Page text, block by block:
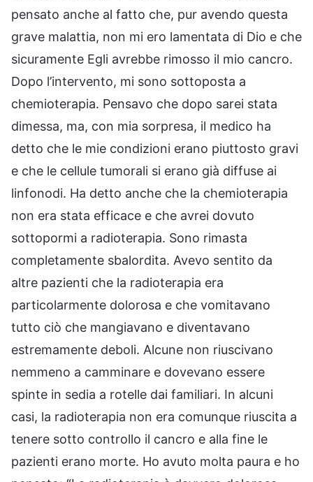
pensato anche al fatto che, pur avendo questa
grave malattia, non mi ero lamentata di Dio e che
sicuramente Egli avrebbe rimosso il mio cancro.
Dopo l’intervento, mi sono sottoposta a
chemioterapia. Pensavo che dopo sarei stata
dimessa, ma, con mia sorpresa, il medico ha
detto che le mie condizioni erano piuttosto gravi
e che le cellule tumorali si erano già diffuse ai
linfonodi. Ha detto anche che la chemioterapia
non era stata efficace e che avrei dovuto
sottopormi a radioterapia. Sono rimasta
completamente sbalordita. Avevo sentito da
altre pazienti che la radioterapia era
particolarmente dolorosa e che vomitavano
tutto ciò che mangiavano e diventavano
estremamente deboli. Alcune non riuscivano
nemmeno a camminare e dovevano essere
spinte in sedia a rotelle dai familiari. In alcuni
casi, la radioterapia non era comunque riuscita a
tenere sotto controllo il cancro e alla fine le
pazienti erano morte. Ho avuto molta paura e ho